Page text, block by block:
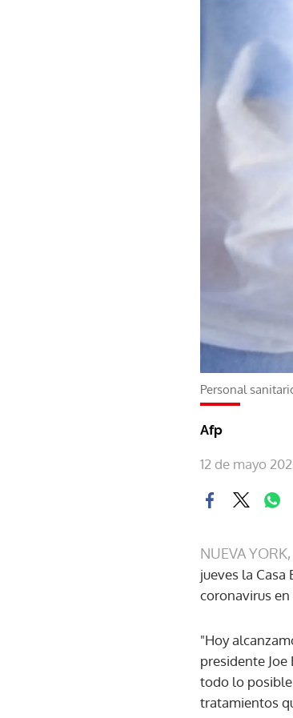
Personal
Afp
12 de mayo
NUEVA
jueves la
coronavirus en
"Hoy
presidente
todo lo posible
tratamientos